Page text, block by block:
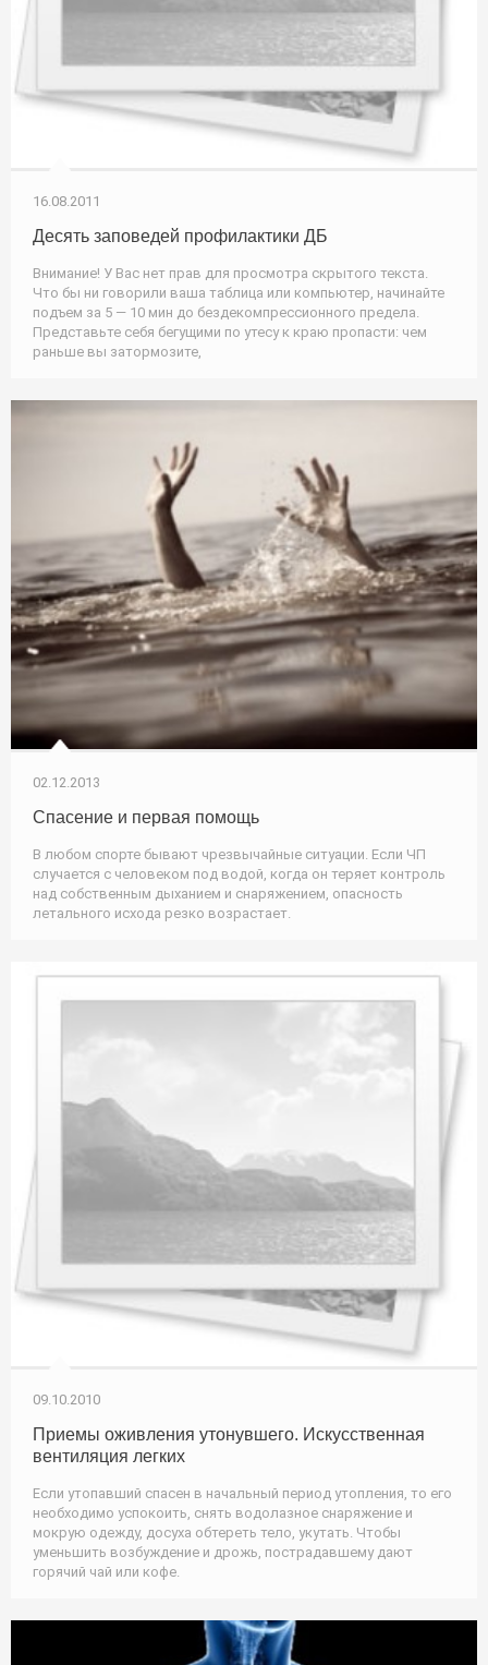
16.08.2011
Десять заповедей профилактики ДБ
Внимание! У Вас нет прав для просмотра скрытого текста.
Что бы ни говорили ваша таблица или компьютер, начинайте
подъем за 5 — 10 мин до бездекомпрессионного предела.
Представьте себя бегущими по утесу к краю пропасти: чем
раньше вы затормозите,
02.12.2013
Спасение и первая помощь
В любом спорте бывают чрезвычайные ситуации. Если ЧП
случается с человеком под водой, когда он теряет контроль
над собственным дыханием и снаряжением, опасность
летального исхода резко возрастает.
09.10.2010
Приемы оживления утонувшего. Искусственная
вентиляция легких
Если утопавший спасен в начальный период утопления, то его
необходимо успокоить, снять водолазное снаряжение и
мокрую одежду, досуха обтереть тело, укутать. Чтобы
уменьшить возбуждение и дрожь, пострадавшему дают
горячий чай или кофе.